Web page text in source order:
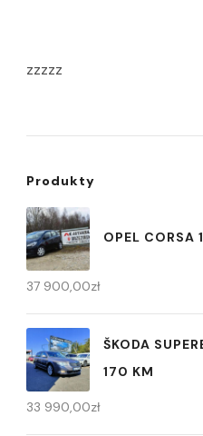
zzzzz
Produkty
OPEL CORSA
37 900,00zł
ŠKODA
170 KM
33 990,00zł